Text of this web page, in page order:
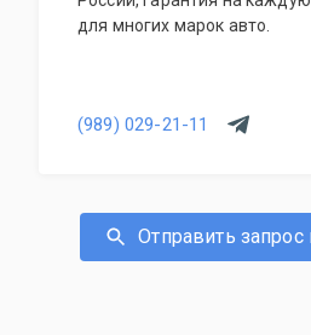
для многих марок авто.
(989) 029-21-11
Отправить